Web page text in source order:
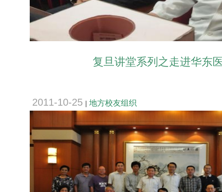
复旦讲堂系列之走进华东
2011-10-25 地方校友组织